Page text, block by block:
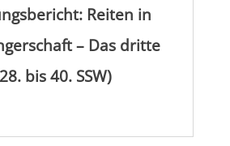
Reiten in
– Das dritte
bis 40. SSW)